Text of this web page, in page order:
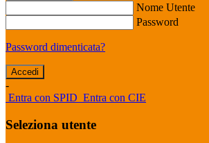
Nome Utente
Password
Password dimenticata?
-
Entra con SPID Entra con CIE
Seleziona utente